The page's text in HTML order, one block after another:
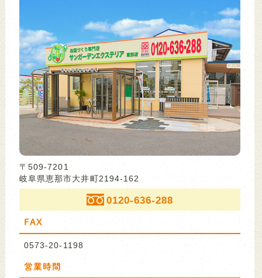
〒509-7201
岐阜県恵那市大井町2194-162
0120-636-288
FAX
0573-20-1198
営業時間